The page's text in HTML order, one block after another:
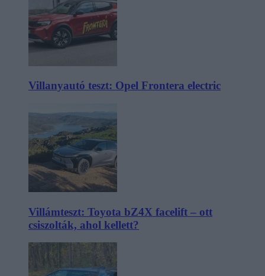
Villanyautó teszt: Opel Frontera electric
Villámteszt: Toyota bZ4X facelift – ott
csiszolták, ahol kellett?